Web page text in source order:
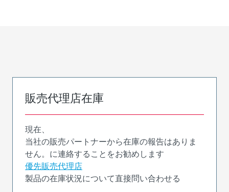
販売代理店在庫
現在、
当社の販売パートナーから在庫の報告はありま
せん。に連絡することをお勧めします
優先販売代理店
製品の在庫状況について直接問い合わせる